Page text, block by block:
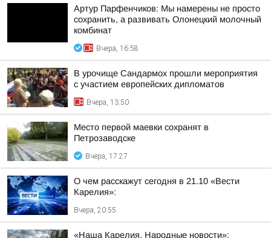
Артур Парфенчиков: Мы намерены не просто
сохранить, а развивать Олонецкий молочный
комбинат
Вчера, 16:58
В урочище Сандармох прошли мероприятия
с участием европейских дипломатов
Вчера, 13:50
Место первой маевки сохранят в
Петрозаводске
Вчера, 17:27
О чем расскажут сегодня в 21.10 «Вести
Карелия»:
Вчера, 20:55
«Наша Карелия. Народные новости»: